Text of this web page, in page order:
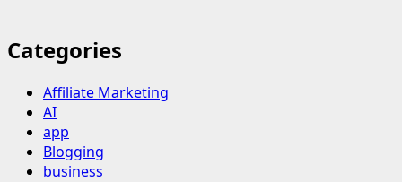
Categories
Affiliate Marketing
AI
app
Blogging
business